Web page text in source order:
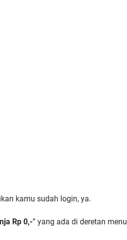
kamu sudah login, ya.
Rp 0,-” yang ada di deretan menu